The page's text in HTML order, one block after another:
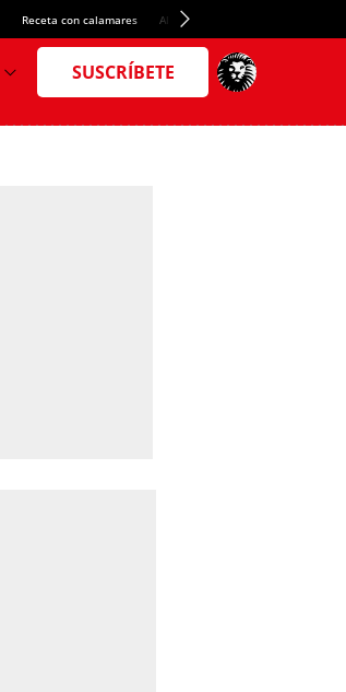
Receta con calamares Alquiler de habitaciones en España